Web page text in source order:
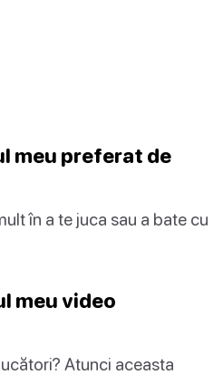
meu preferat de
în a te juca sau a bate cu
meu video
Atunci aceasta